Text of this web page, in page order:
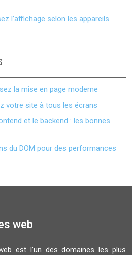
l’affichage selon les appareils
la mise en page moderne
votre site à tous les écrans
et le backend : les bonnes
du DOM pour des performances
web
est l’un des domaines les plus